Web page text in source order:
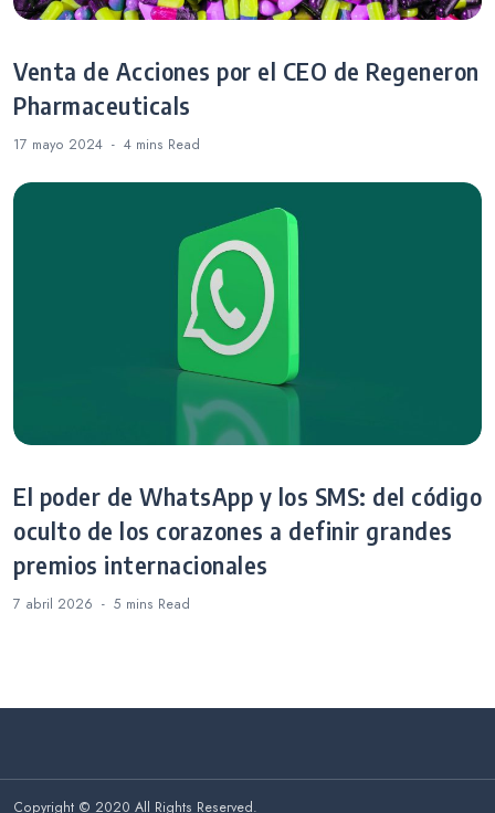
Venta de Acciones por el CEO de Regeneron
Pharmaceuticals
17 mayo 2024 4 mins Read
El poder de WhatsApp y los SMS: del código
oculto de los corazones a definir grandes
premios internacionales
7 abril 2026 5 mins Read
Copyright © 2020 All Rights Reserved.